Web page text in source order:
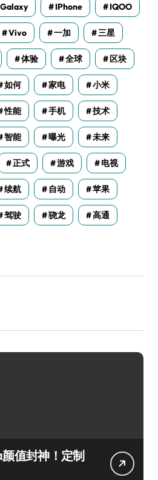
Galaxy IPhone IQOO
Vivo 一加 三星
体验 全球 区块
如何 家电 小米
性能 手机 技术
智能 曝光 未来
正式 游戏 电视
续航 自动 苹果
驾驶 骁龙 高通
值封神！定制